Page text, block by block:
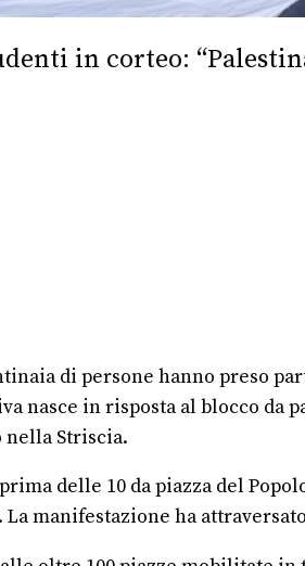
in corteo:
di persone hanno preso
nasce in risposta al blocco
Striscia.
delle 10 da piazza del
manifestazione ha